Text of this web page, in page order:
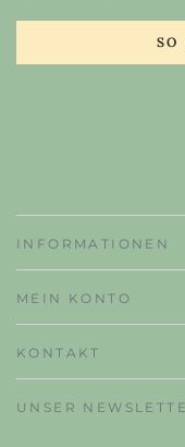
SO
INFORMATIONEN
MEIN KONTO
KONTAKT
UNSER